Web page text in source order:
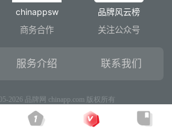
chinappsw
商务合作
品牌风云榜
关注公众号
服务介绍 联系我们
2026 品牌网 chinapp.com 版权所有